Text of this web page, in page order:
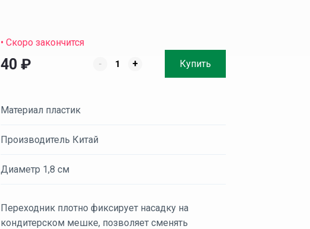
• Скоро закончится
40 ₽ - + Купить
Материал пластик
Производитель Китай
Диаметр 1,8 см
Переходник плотно фиксирует насадку на
кондитерском мешке, позволяет сменять